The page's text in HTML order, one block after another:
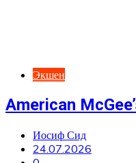
Экшен
American
Иосиф Сид
24.07.2026